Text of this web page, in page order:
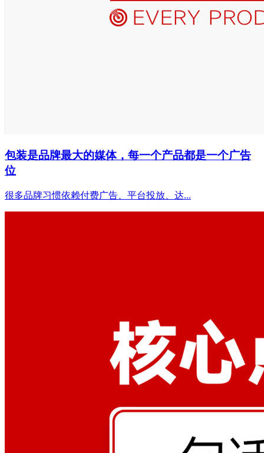
包装是品牌最大的媒体，每一个产品都是一个广告
位
很多品牌习惯依赖付费广告、平台投放、达...